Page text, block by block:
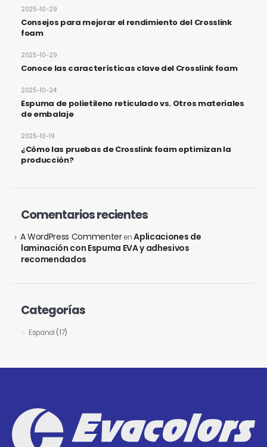
Consejos para mejorar el rendimiento del Crosslink
foam
2025-10-29
Conoce las características clave del Crosslink foam
2025-10-29
Espuma de polietileno reticulado vs. Otros materiales
de embalaje
2025-10-24
¿Cómo las pruebas de Crosslink foam optimizan la
producción?
2025-10-19
Comentarios recientes
A WordPress CommenterenAplicaciones de
laminación con Espuma EVA y adhesivos
recomendados
Categorías
Espanol (17)